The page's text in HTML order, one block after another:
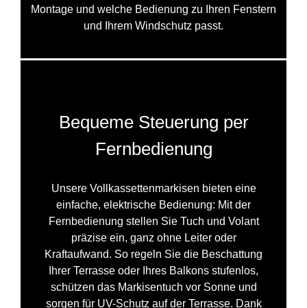
Montage und welche Bedienung zu Ihren Fenstern
und Ihrem Windschutz passt.
Bequeme Steuerung per
Fernbedienung
Unsere Vollkassettenmarkisen bieten eine
einfache, elektrische Bedienung: Mit der
Fernbedienung stellen Sie Tuch und Volant
präzise ein, ganz ohne Leiter oder
Kraftaufwand. So regeln Sie die Beschattung
Ihrer Terrasse oder Ihres Balkons stufenlos,
schützen das Markisentuch vor Sonne und
sorgen für UV-Schutz auf der Terrasse. Dank